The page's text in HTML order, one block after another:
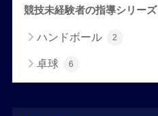
競技未経験者の指導シリーズ
ハンドボール 2
卓球 6